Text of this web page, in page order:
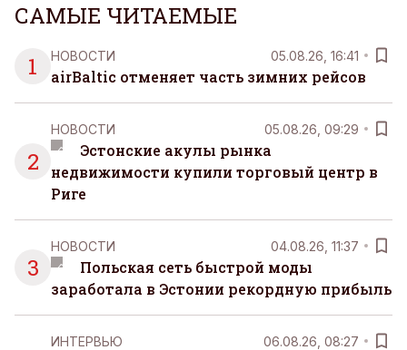
САМЫЕ ЧИТАЕМЫЕ
1
НОВОСТИ 05.08.26, 16:41
airBaltic отменяет часть зимних рейсов
2
НОВОСТИ 05.08.26, 09:29
Эстонские акулы рынка
недвижимости купили торговый центр в
Риге
3
НОВОСТИ 04.08.26, 11:37
Польская сеть быстрой моды
заработала в Эстонии рекордную прибыль
ИНТЕРВЬЮ 06.08.26, 08:27